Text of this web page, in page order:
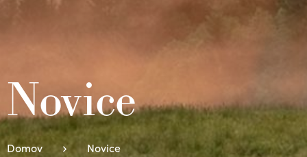
Novice
Domov Novice